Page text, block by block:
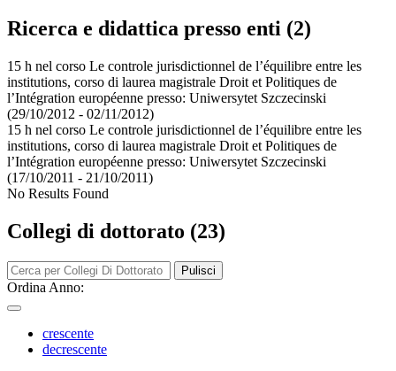
Ricerca e didattica presso enti (2)
15 h nel corso Le controle jurisdictionnel de l’équilibre entre les
institutions, corso di laurea magistrale Droit et Politiques de
l’Intégration européenne presso: Uniwersytet Szczecinski
(29/10/2012 - 02/11/2012)
15 h nel corso Le controle jurisdictionnel de l’équilibre entre les
institutions, corso di laurea magistrale Droit et Politiques de
l’Intégration européenne presso: Uniwersytet Szczecinski
(17/10/2011 - 21/10/2011)
No Results Found
Collegi di dottorato (23)
Pulisci
Ordina Anno:
crescente
decrescente